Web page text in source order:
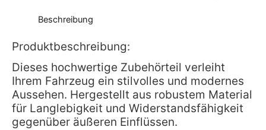
Beschreibung
Produktbeschreibung:
Dieses hochwertige Zubehörteil verleiht
Ihrem Fahrzeug ein stilvolles und modernes
Aussehen. Hergestellt aus robustem Material
für Langlebigkeit und Widerstandsfähigkeit
gegenüber äußeren Einflüssen.